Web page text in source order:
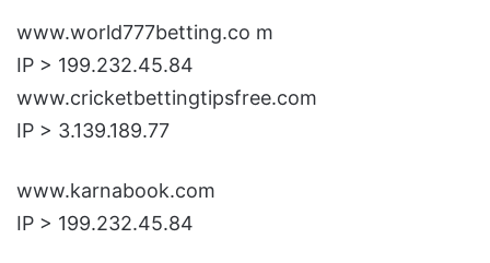
www.world777betting.co m
IP > 199.232.45.84
www.cricketbettingtipsfree.com
IP > 3.139.189.77
www.karnabook.com
IP > 199.232.45.84